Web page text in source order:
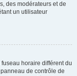
des modérateurs et de
un utilisateur
fuseau horaire différent du
de contrôle de